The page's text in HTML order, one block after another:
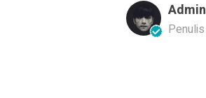
Admin
Penulis